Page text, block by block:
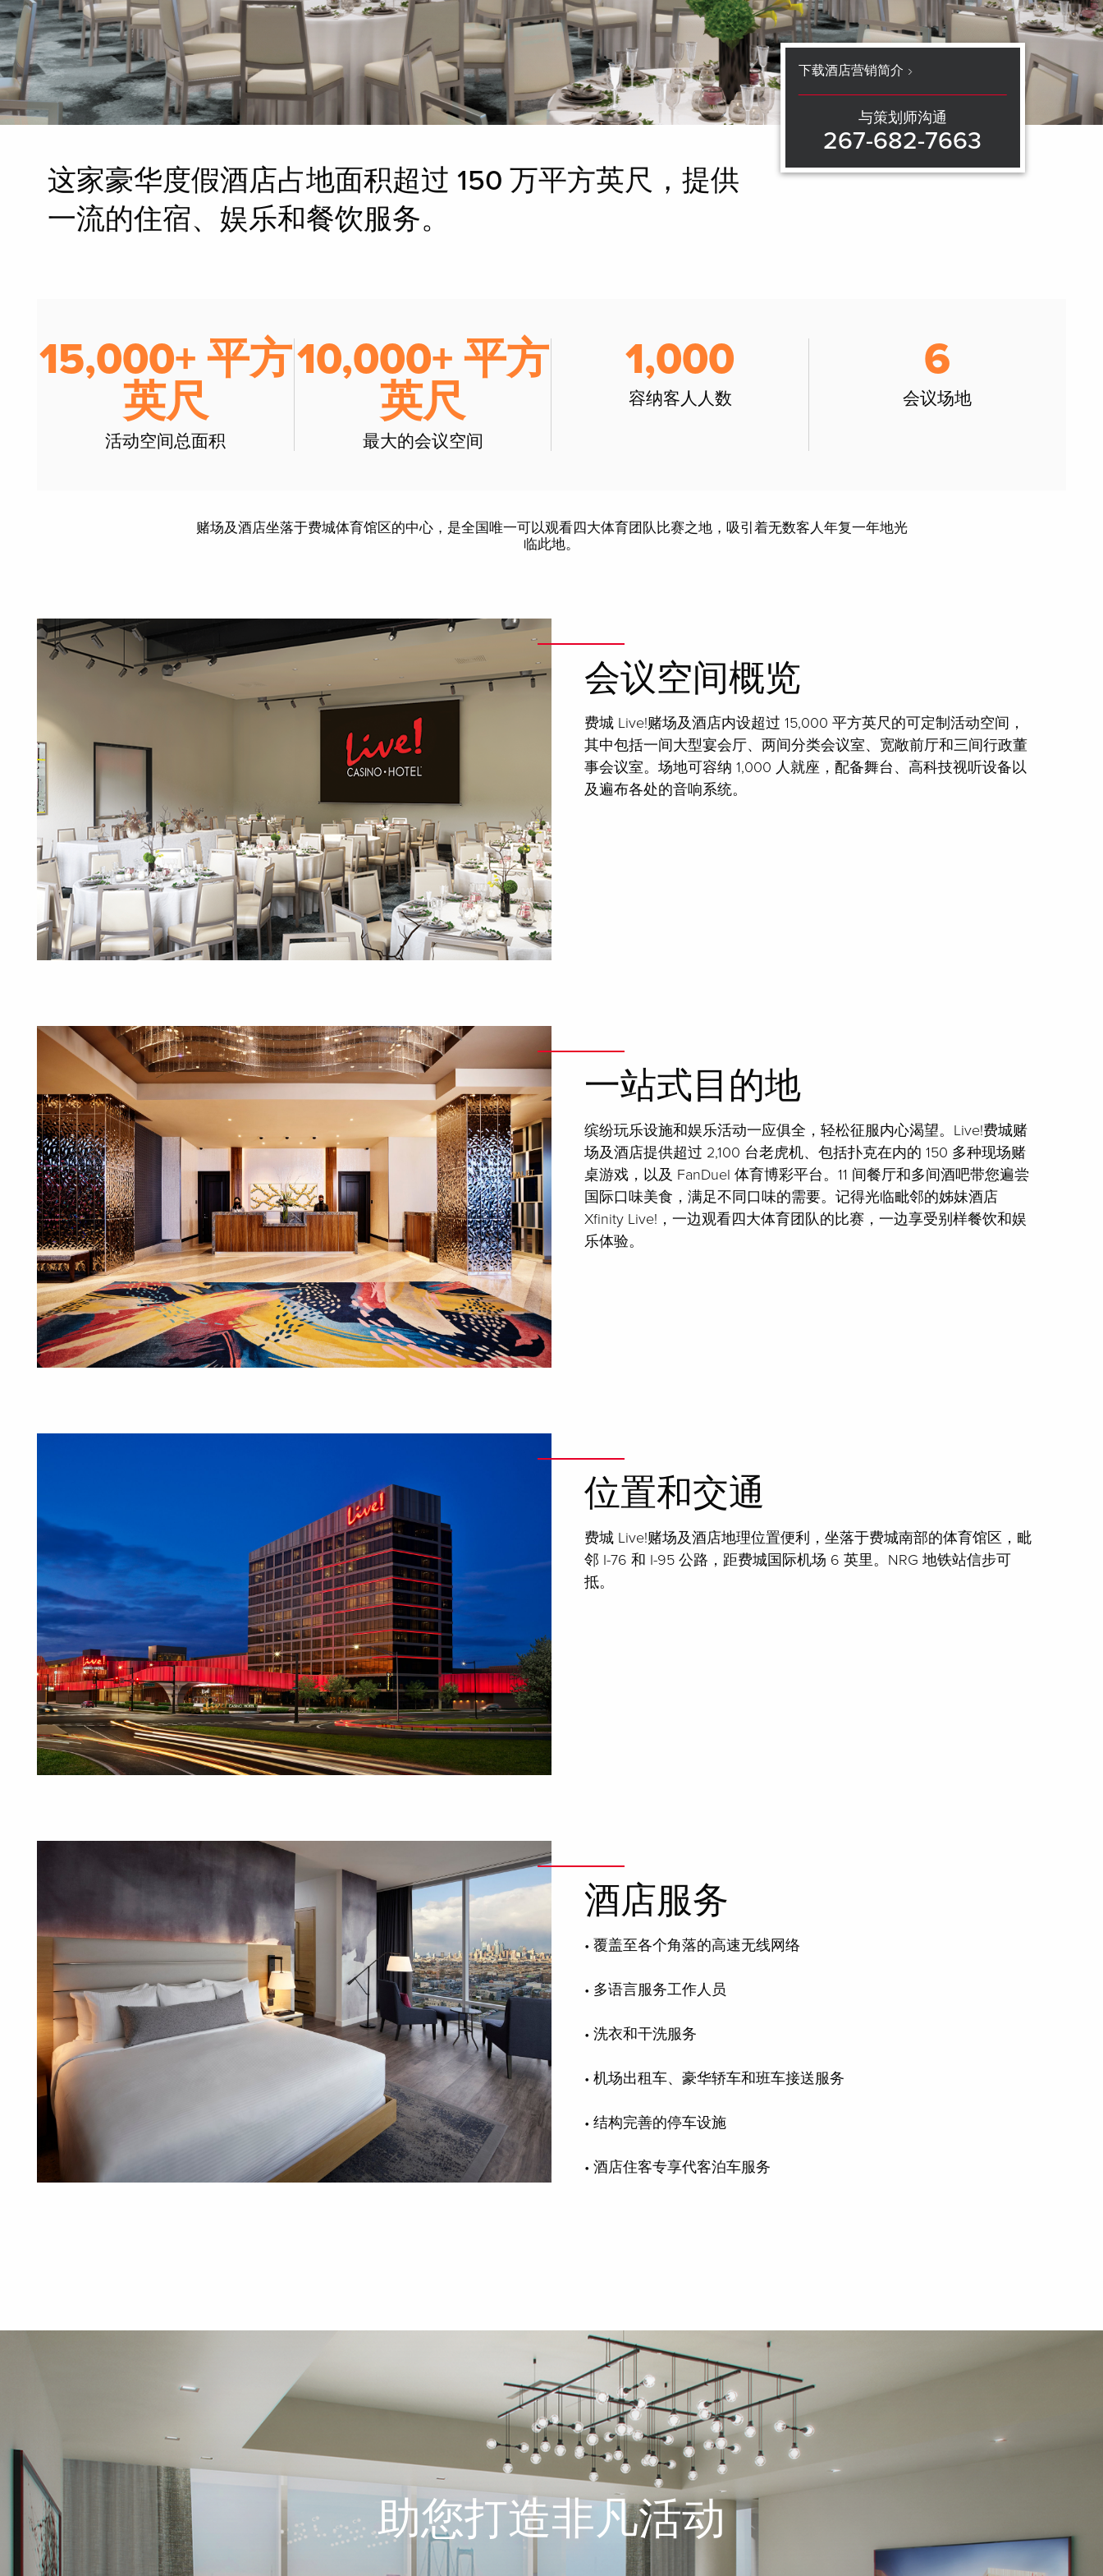
这家豪华度假酒店占地面积超过 150 万平方英尺，提供
一流的住宿、娱乐和餐饮服务。
下载酒店营销简介
与策划师沟通
267-682-7663
15,000+ 平方
英尺
活动空间总面积
10,000+ 平方
英尺
最大的会议空间
1,000
容纳客人人数
6
会议场地
赌场及酒店坐落于费城体育馆区的中心，是全国唯一可以观看四大体育团队比赛之地，吸引着无数客人年复一年地光
临此地。
会议空间概览
费城 Live!赌场及酒店内设超过 15,000 平方英尺的可定制活动空间，
其中包括一间大型宴会厅、两间分类会议室、宽敞前厅和三间行政董
事会议室。场地可容纳 1,000 人就座，配备舞台、高科技视听设备以
及遍布各处的音响系统。
一站式目的地
缤纷玩乐设施和娱乐活动一应俱全，轻松征服内心渴望。Live!费城赌
场及酒店提供超过 2,100 台老虎机、包括扑克在内的 150 多种现场赌
桌游戏，以及 FanDuel 体育博彩平台。11 间餐厅和多间酒吧带您遍尝
国际口味美食，满足不同口味的需要。记得光临毗邻的姊妹酒店
Xfinity Live!，一边观看四大体育团队的比赛，一边享受别样餐饮和娱
乐体验。
位置和交通
费城 Live!赌场及酒店地理位置便利，坐落于费城南部的体育馆区，毗
邻 I-76 和 I-95 公路，距费城国际机场 6 英里。NRG 地铁站信步可
抵。
酒店服务
• 覆盖至各个角落的高速无线网络
• 多语言服务工作人员
• 洗衣和干洗服务
• 机场出租车、豪华轿车和班车接送服务
• 结构完善的停车设施
• 酒店住客专享代客泊车服务
助您打造非凡活动